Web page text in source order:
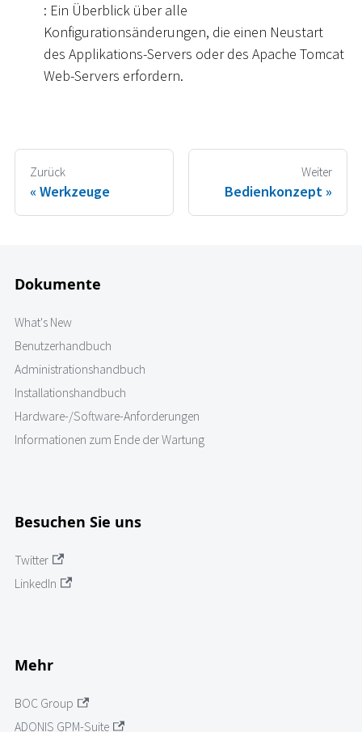
: Ein Überblick über alle
Konfigurationsänderungen, die einen Neustart
des Applikations-Servers oder des Apache Tomcat
Web-Servers erfordern.
Zurück
Werkzeuge
Weiter
Bedienkonzept
Dokumente
What's New
Benutzerhandbuch
Administrationshandbuch
Installationshandbuch
Hardware-/Software-Anforderungen
Informationen zum Ende der Wartung
Besuchen Sie uns
Twitter
LinkedIn
Mehr
BOC Group
ADONIS GPM-Suite